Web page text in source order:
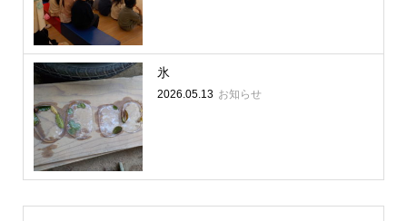
氷
2026.05.13 お知らせ